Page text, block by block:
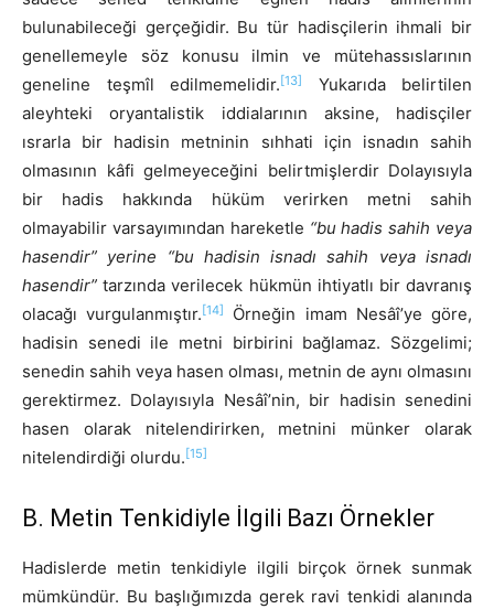
bulunabileceği gerçeğidir. Bu tür hadisçilerin ihmali bir
genellemeyle söz konusu ilmin ve mütehassıslarının
geneline teşmîl edilmemelidir.[13]
Yukarıda belirtilen
aleyhteki oryantalistik iddialarının aksine, hadisçiler
ısrarla bir hadisin metninin sıhhati için isnadın sahih
olmasının kâfi gelmeyeceğini belirtmişlerdir Dolayısıyla
bir hadis hakkında hüküm verirken metni sahih
olmayabilir varsayımından hareketle “bu hadis sahih veya
hasendir” yerine “bu hadisin isnadı sahih veya isnadı
hasendir” tarzında verilecek hükmün ihtiyatlı bir davranış
olacağı vurgulanmıştır.[14]
Örneğin imam Nesâî’ye göre,
hadisin senedi ile metni birbirini bağlamaz. Sözgelimi;
senedin sahih veya hasen olması, metnin de aynı olmasını
gerektirmez. Dolayısıyla Nesâî’nin, bir hadisin senedini
hasen olarak nitelendirirken, metnini münker olarak
nitelendirdiği olurdu.[15]
B. Metin Tenkidiyle İlgili Bazı Örnekler
Hadislerde metin tenkidiyle ilgili birçok örnek sunmak
mümkündür. Bu başlığımızda gerek ravi tenkidi alanında